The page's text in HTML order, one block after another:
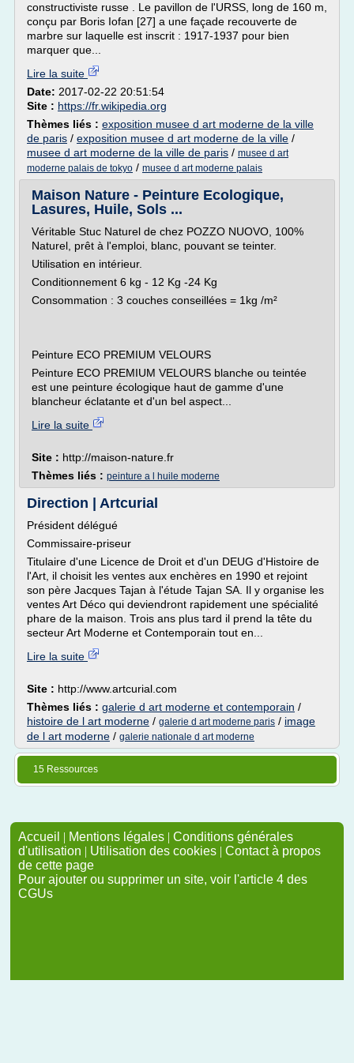
constructiviste russe . Le pavillon de l'URSS, long de 160 m,
conçu par Boris Iofan [27] a une façade recouverte de
marbre sur laquelle est inscrit : 1917-1937 pour bien
marquer que...
Lire la suite
Date: 2017-02-22 20:51:54
Site : https://fr.wikipedia.org
Thèmes liés : exposition musee d art moderne de la ville
de paris / exposition musee d art moderne de la ville /
musee d art moderne de la ville de paris / musee d art
moderne palais de tokyo / musee d art moderne palais
Maison Nature - Peinture Ecologique,
Lasures, Huile, Sols ...
Véritable Stuc Naturel de chez POZZO NUOVO, 100%
Naturel, prêt à l'emploi, blanc, pouvant se teinter.
Utilisation en intérieur.
Conditionnement 6 kg - 12 Kg -24 Kg
Consommation : 3 couches conseillées = 1kg /m²
Peinture ECO PREMIUM VELOURS
Peinture ECO PREMIUM VELOURS blanche ou teintée
est une peinture écologique haut de gamme d'une
blancheur éclatante et d'un bel aspect...
Lire la suite
Site : http://maison-nature.fr
Thèmes liés : peinture a l huile moderne
Direction | Artcurial
Président délégué
Commissaire-priseur
Titulaire d'une Licence de Droit et d'un DEUG d'Histoire de
l'Art, il choisit les ventes aux enchères en 1990 et rejoint
son père Jacques Tajan à l'étude Tajan SA. Il y organise les
ventes Art Déco qui deviendront rapidement une spécialité
phare de la maison. Trois ans plus tard il prend la tête du
secteur Art Moderne et Contemporain tout en...
Lire la suite
Site : http://www.artcurial.com
Thèmes liés : galerie d art moderne et contemporain /
histoire de l art moderne / galerie d art moderne paris / image
de l art moderne / galerie nationale d art moderne
15 Ressources
Accueil | Mentions légales | Conditions générales
d'utilisation | Utilisation des cookies | Contact à propos
de cette page
Pour ajouter ou supprimer un site, voir l'article 4 des
CGUs